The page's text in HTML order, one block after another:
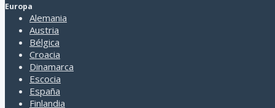
Europa
Alemania
Austria
Bélgica
Croacia
Dinamarca
Escocia
España
Finlandia
Dirección